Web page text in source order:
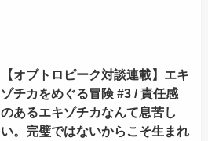
【オブトロピーク対談連載】エキ
ゾチカをめぐる冒険 #3 / 責任感
のあるエキゾチカなんて息苦し
い。完璧ではないからこそ生まれ